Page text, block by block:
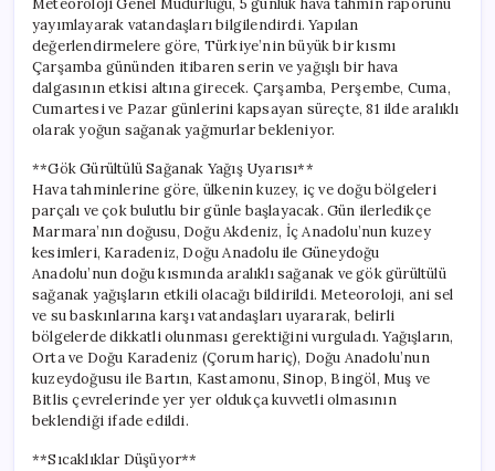
Çarşamba’dan
Etkili
Olacak
için
yayımlayarak vatandaşları bilgilendirdi. Yapılan
değerlendirmelere göre, Türkiye’nin büyük bir kısmı
Çarşamba gününden itibaren serin ve yağışlı bir hava
dalgasının etkisi altına girecek. Çarşamba, Perşembe, Cuma,
Cumartesi ve Pazar günlerini kapsayan süreçte, 81 ilde aralıklı
olarak yoğun sağanak yağmurlar bekleniyor.
**Gök Gürültülü Sağanak Yağış Uyarısı**
Hava tahminlerine göre, ülkenin kuzey, iç ve doğu bölgeleri
parçalı ve çok bulutlu bir günle başlayacak. Gün ilerledikçe
Marmara’nın doğusu, Doğu Akdeniz, İç Anadolu’nun kuzey
kesimleri, Karadeniz, Doğu Anadolu ile Güneydoğu
Anadolu’nun doğu kısmında aralıklı sağanak ve gök gürültülü
sağanak yağışların etkili olacağı bildirildi. Meteoroloji, ani sel
ve su baskınlarına karşı vatandaşları uyararak, belirli
bölgelerde dikkatli olunması gerektiğini vurguladı. Yağışların,
Orta ve Doğu Karadeniz (Çorum hariç), Doğu Anadolu’nun
kuzeydoğusu ile Bartın, Kastamonu, Sinop, Bingöl, Muş ve
Bitlis çevrelerinde yer yer oldukça kuvvetli olmasının
beklendiği ifade edildi.
**Sıcaklıklar Düşüyor**